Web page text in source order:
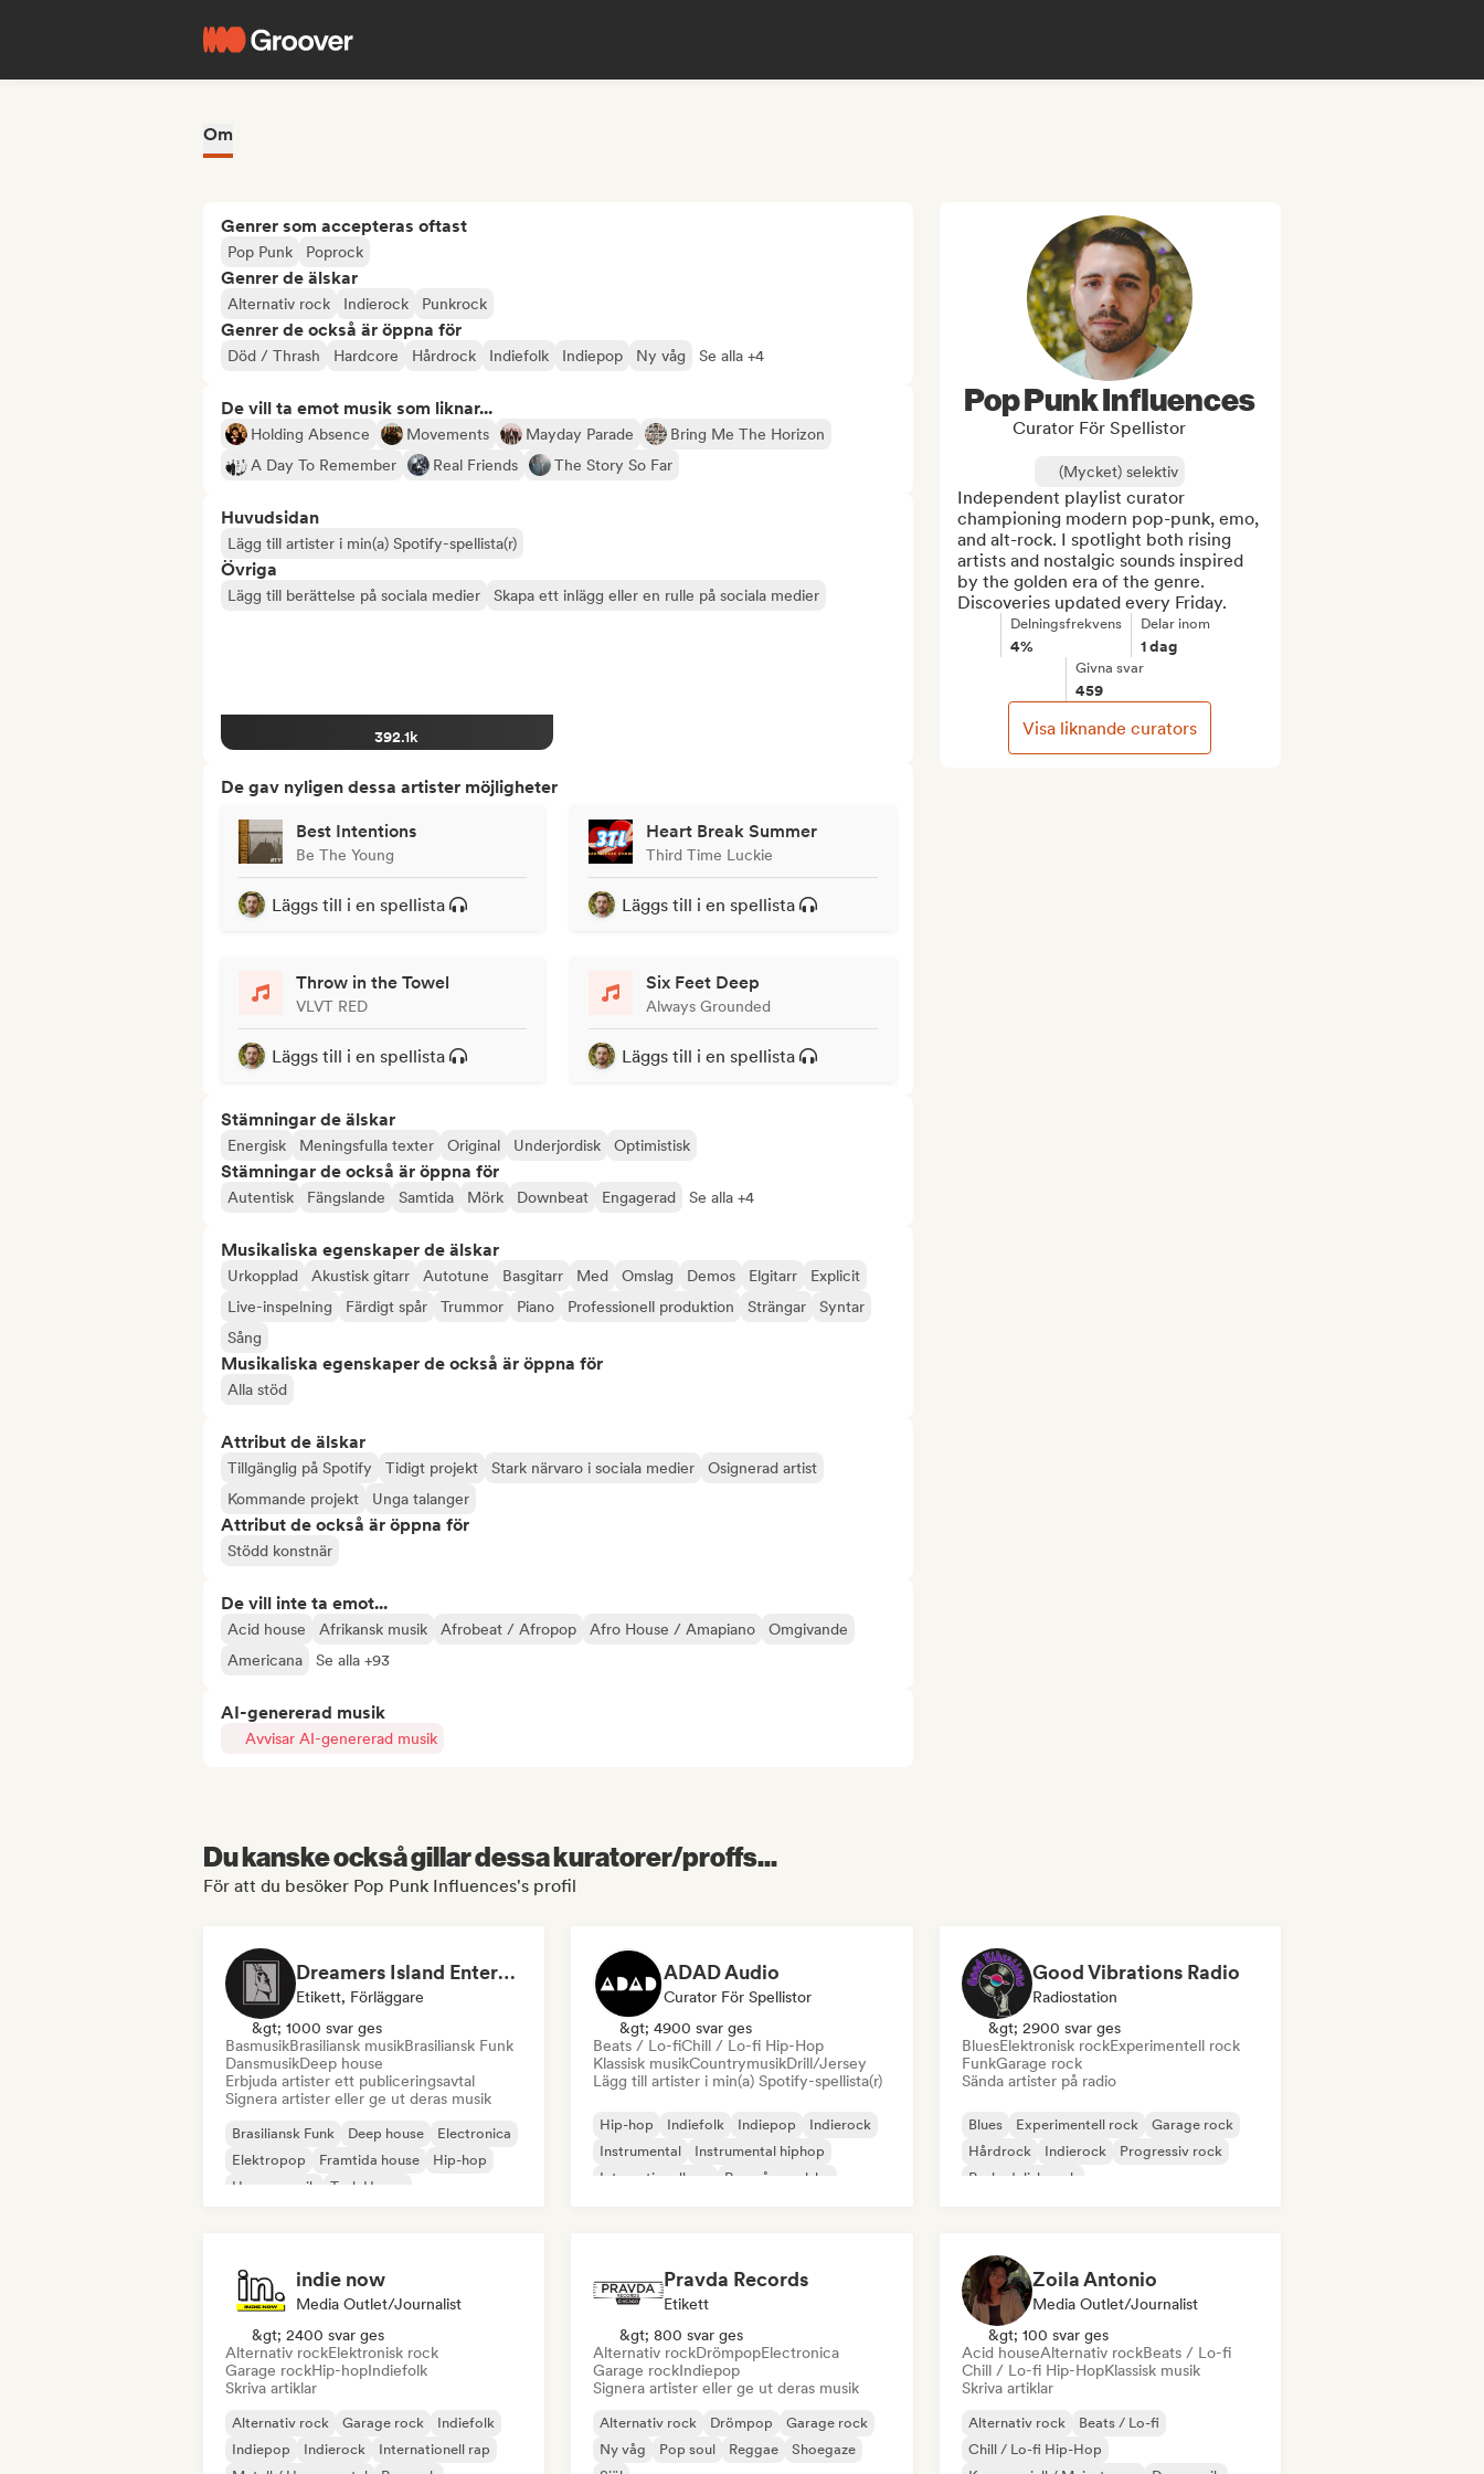
Om
Genrer som accepteras oftast
Pop Punk Poprock
Genrer de älskar
Alternativ rock Indierock Punkrock
Genrer de också är öppna för
Död / Thrash Hardcore Hårdrock Indiefolk Indiepop Ny våg Se alla +4
De vill ta emot musik som liknar...
Holding Absence Movements Mayday Parade
Bring Me The Horizon
A Day To Remember
Real Friends The Story So Far
Huvudsidan
Lägg till artister i min(a) Spotify-spellista(r)
Övriga
Lägg till berättelse på sociala medier Skapa ett inlägg eller en rulle på sociala medier
392.1k
De gav nyligen dessa artister möjligheter
Best Intentions
Be The Young
Läggs till i en spellista
Heart Break Summer
Third Time Luckie
Läggs till i en spellista
Throw in the Towel
VLVT RED
Läggs till i en spellista
Six Feet Deep
Always Grounded
Läggs till i en spellista
Stämningar de älskar
Energisk Meningsfulla texter Original Underjordisk Optimistisk
Stämningar de också är öppna för
Autentisk Fängslande Samtida Mörk Downbeat Engagerad Se alla +4
Musikaliska egenskaper de älskar
Urkopplad Akustisk gitarr Autotune Basgitarr Med Omslag Demos Elgitarr
Explicit
Live-inspelning
Färdigt spår Trummor Piano Professionell produktion Strängar
Syntar
Sång
Musikaliska egenskaper de också är öppna för
Alla stöd
Attribut de älskar
Tillgänglig på Spotify Tidigt projekt Stark närvaro i sociala medier
Osignerad artist
Kommande projekt
Unga talanger
Attribut de också är öppna för
Stödd konstnär
De vill inte ta emot...
Acid house Afrikansk musik Afrobeat / Afropop Afro House / Amapiano
Omgivande
Americana
Se alla +93
AI-genererad musik
Avvisar AI-genererad musik
Pop Punk Influences
Curator För Spellistor
(Mycket) selektiv
Independent playlist curator
championing modern pop-punk, emo,
and alt-rock. I spotlight both rising
artists and nostalgic sounds inspired
by the golden era of the genre.
Discoveries updated every Friday.
Delningsfrekvens
4%
Delar inom
1 dag
Givna svar
459
Visa liknande curators
Du kanske också gillar dessa kuratorer/proffs...
För att du besöker Pop Punk Influences's profil
Dreamers Island Entertainment
Etikett, Förläggare
&gt; 1000 svar ges
BasmusikBrasiliansk musikBrasiliansk Funk
DansmusikDeep house
Erbjuda artister ett publiceringsavtal
Signera artister eller ge ut deras musik
Brasiliansk Funk Deep house
Electronica
Elektropop
Framtida house
Hip-hop
House-musik
Tech House
ADAD Audio
Curator För Spellistor
&gt; 4900 svar ges
Beats / Lo-fiChill / Lo-fi Hip-Hop
Klassisk musikCountrymusikDrill/Jersey
Lägg till artister i min(a) Spotify-spellista(r)
Hip-hop Indiefolk Indiepop
Indierock
Instrumental
Instrumental hiphop
Internationell rap
Rap på engelska
Good Vibrations Radio
Radiostation
&gt; 2900 svar ges
BluesElektronisk rockExperimentell rock
FunkGarage rock
Sända artister på radio
Blues Experimentell rock
Garage rock
Hårdrock
Indierock
Progressiv rock
Psykedelisk rock
indie now
Media Outlet/Journalist
&gt; 2400 svar ges
Alternativ rockElektronisk rock
Garage rockHip-hopIndiefolk
Skriva artiklar
Alternativ rock Garage rock
Indiefolk
Indiepop
Indierock
Internationell rap
Pravda Records
Etikett
&gt; 800 svar ges
Alternativ rockDrömpopElectronica
Garage rockIndiepop
Signera artister eller ge ut deras musik
Alternativ rock Drömpop
Garage rock
Ny våg
Pop soul Reggae
Shoegaze
Zoila Antonio
Media Outlet/Journalist
&gt; 100 svar ges
Acid houseAlternativ rockBeats / Lo-fi
Chill / Lo-fi Hip-HopKlassisk musik
Skriva artiklar
Alternativ rock
Beats / Lo-fi
Chill / Lo-fi Hip-Hop